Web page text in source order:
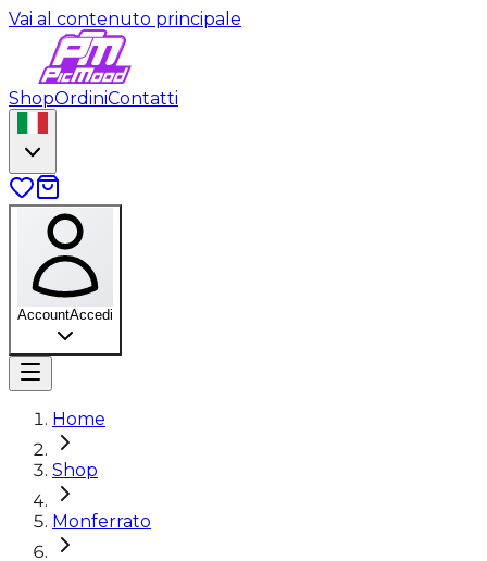
Vai al contenuto principale
ShopOrdiniContatti
AccountAccedi
Home
Shop
Monferrato